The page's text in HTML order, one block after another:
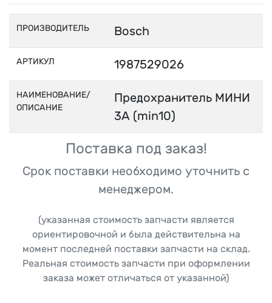
ПРОИЗВОДИТЕЛЬ Bosch
АРТИКУЛ 1987529026
НАИМЕНОВАНИЕ/
ОПИСАНИЕ
Предохранитель МИНИ
3А (min10)
Поставка под заказ!
Срок поставки необходимо уточнить с
менеджером.
(указанная стоимость запчасти является
ориентировочной и была действительна на
момент последней поставки запчасти на склад.
Реальная стоимость запчасти при оформлении
заказа может отличаться от указанной)